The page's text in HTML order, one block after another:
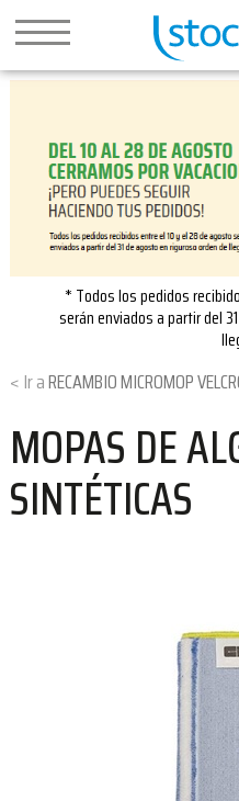
* Todos los pedidos
serán enviados a partir del
RECAMBIO MICROMOP
MOPAS DE
SINTÉTICAS